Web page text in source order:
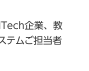
企業、教
テムご担当者